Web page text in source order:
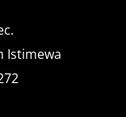
Istimewa